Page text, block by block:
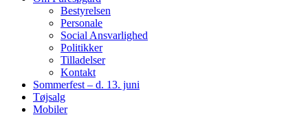
Bestyrelsen
Personale
Social Ansvarlighed
Politikker
Tilladelser
Kontakt
Sommerfest – d. 13. juni
Tøjsalg
Mobiler